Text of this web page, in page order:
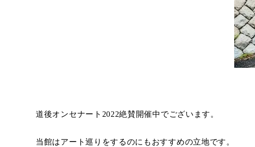
道後オンセナート2022絶賛開催中でございます。
当館はアート巡りをするのにもおすすめの立地です。